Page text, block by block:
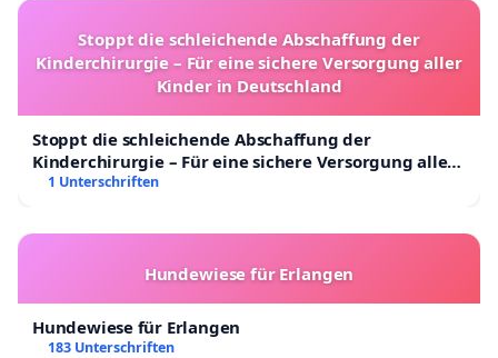
Stoppt die schleichende Abschaffung der
Kinderchirurgie – Für eine sichere Versorgung aller
Kinder in Deutschland
Stoppt die schleichende Abschaffung der
Kinderchirurgie – Für eine sichere Versorgung aller
Kinder in Deutschland
1 Unterschriften
Hundewiese für Erlangen
Hundewiese für Erlangen
183 Unterschriften